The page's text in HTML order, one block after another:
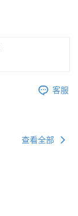
客服
查看全部